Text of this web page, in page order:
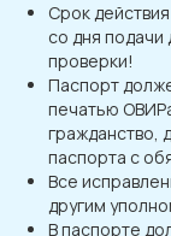
Срок
со дня подачи
проверки!
Паспорт
печатью
гражданство,
паспорта c
Все
другим
В паспорте